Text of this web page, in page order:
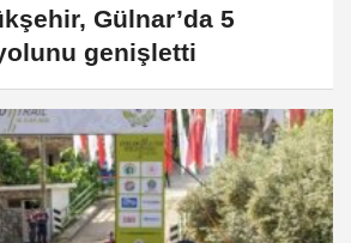
Gülnar’da 5
genişletti